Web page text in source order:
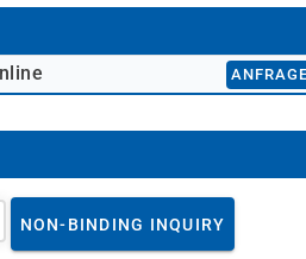
NON-BINDING INQUIRY